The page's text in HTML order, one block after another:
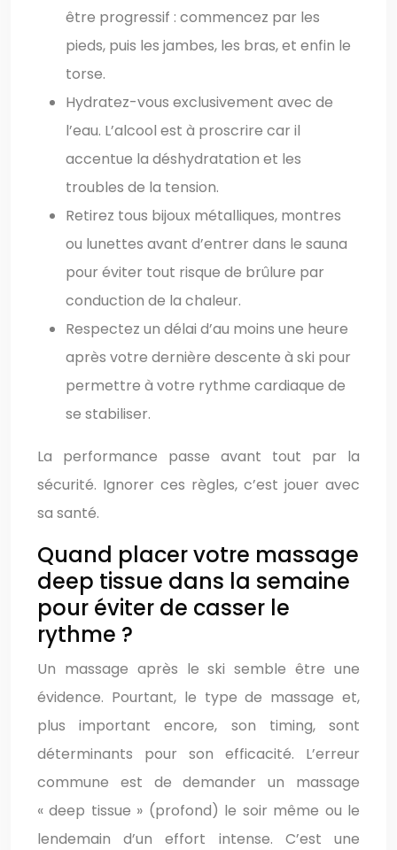
être progressif : commencez par les
pieds, puis les jambes, les bras, et enfin le
torse.
Hydratez-vous exclusivement avec de
l’eau. L’alcool est à proscrire car il
accentue la déshydratation et les
troubles de la tension.
Retirez tous bijoux métalliques, montres
ou lunettes avant d’entrer dans le sauna
pour éviter tout risque de brûlure par
conduction de la chaleur.
Respectez un délai d’au moins une heure
après votre dernière descente à ski pour
permettre à votre rythme cardiaque de
se stabiliser.
La performance passe avant tout par la
sécurité. Ignorer ces règles, c’est jouer avec
sa santé.
Quand placer votre massage
deep tissue dans la semaine
pour éviter de casser le
rythme ?
Un massage après le ski semble être une
évidence. Pourtant, le type de massage et,
plus important encore, son timing, sont
déterminants pour son efficacité. L’erreur
commune est de demander un massage
« deep tissue » (profond) le soir même ou le
lendemain d’un effort intense. C’est une